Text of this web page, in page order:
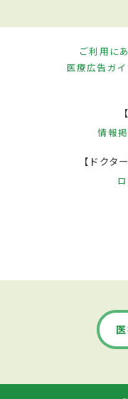
ご利用に
医療広告ガ
情報
【ドクタ